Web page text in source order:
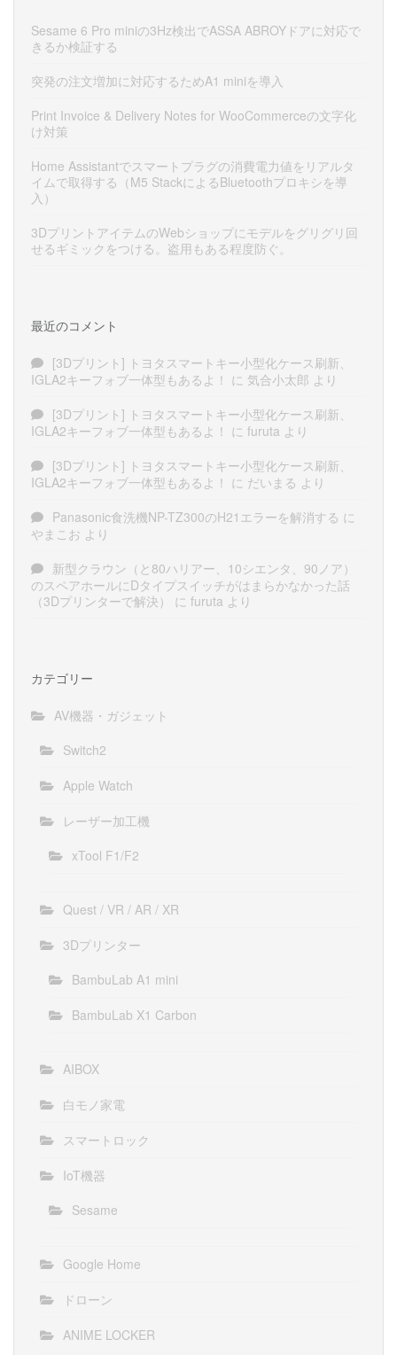
Sesame 6 Pro miniの3Hz検出でASSA ABROYドアに対応で
きるか検証する
突発の注文増加に対応するためA1 miniを導入
Print Invoice & Delivery Notes for WooCommerceの文字化
け対策
Home Assistantでスマートプラグの消費電力値をリアルタ
イムで取得する（M5 StackによるBluetoothプロキシを導
入）
3DプリントアイテムのWebショップにモデルをグリグリ回
せるギミックをつける。盗用もある程度防ぐ。
最近のコメント
[3Dプリント] トヨタスマートキー小型化ケース刷新、
IGLA2キーフォブ一体型もあるよ！ に 気合小太郎 より
[3Dプリント] トヨタスマートキー小型化ケース刷新、
IGLA2キーフォブ一体型もあるよ！ に furuta より
[3Dプリント] トヨタスマートキー小型化ケース刷新、
IGLA2キーフォブ一体型もあるよ！ に だいまる より
Panasonic食洗機NP-TZ300のH21エラーを解消する に
やまこお より
新型クラウン（と80ハリアー、10シエンタ、90ノア）
のスペアホールにDタイプスイッチがはまらかなかった話
（3Dプリンターで解決）
に furuta より
カテゴリー
AV機器・ガジェット
Switch2
Apple Watch
レーザー加工機
xTool F1/F2
Quest / VR / AR / XR
3Dプリンター
BambuLab A1 mini
BambuLab X1 Carbon
AIBOX
白モノ家電
スマートロック
IoT機器
Sesame
Google Home
ドローン
ANIME LOCKER